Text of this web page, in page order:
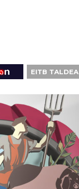
EITB TALDEA